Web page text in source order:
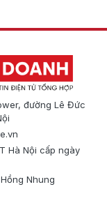
đường Lê Đức
Hà Nội cấp ngày
Nhung